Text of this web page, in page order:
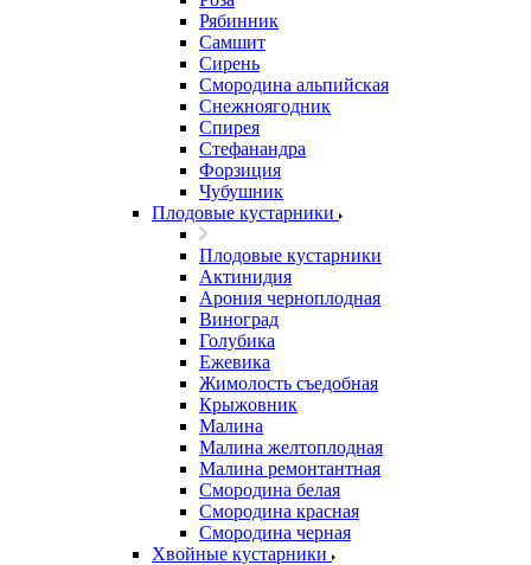
Рябинник
Самшит
Сирень
Смородина альпийская
Снежноягодник
Спирея
Стефанандра
Форзиция
Чубушник
Плодовые кустарники
Плодовые кустарники
Актинидия
Арония черноплодная
Виноград
Голубика
Ежевика
Жимолость съедобная
Крыжовник
Малина
Малина желтоплодная
Малина ремонтантная
Смородина белая
Смородина красная
Смородина черная
Хвойные кустарники